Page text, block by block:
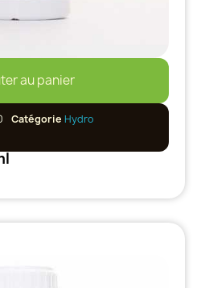
au panier
Catégorie Hydro